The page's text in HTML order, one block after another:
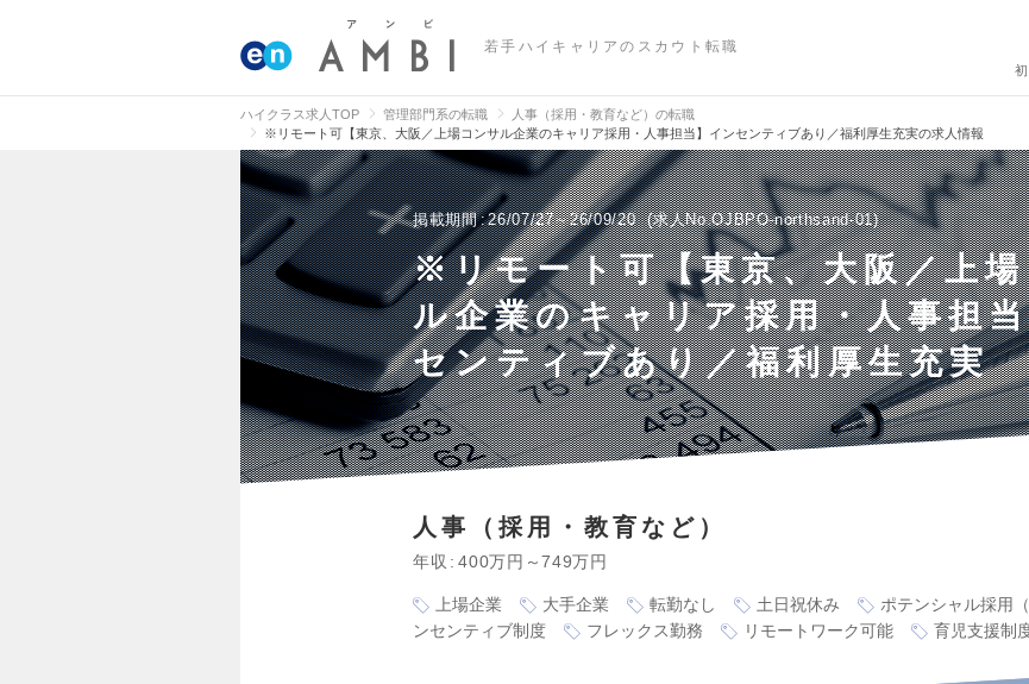
若手ハイキャリアのスカウト転職
ハイクラス求人TOP 管理部門系の転職
人事（採用・教育など）の転職
※リモート可【東京、大阪／上場コンサル企業のキャリア採用・人事担当】インセンティブあり／福利厚生充実の求人情報
掲載期間 26/07/27～26/09/20 求人No.OJBPO-northsand-01
※リモート可【東京、大阪／上
ル企業のキャリア採用・人事担
センティブあり／福利厚生充実
人事（採用・教育など）
年収 400万円～749万円
上場企業 大手企業 転勤なし 土日祝休み ポテンシャル採用
ンセンティブ制度
フレックス勤務 リモートワーク可能 育児支援制